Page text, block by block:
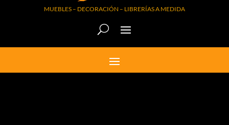
MUEBLES – DECORACIÓN – LIBRERÍAS A MEDIDA